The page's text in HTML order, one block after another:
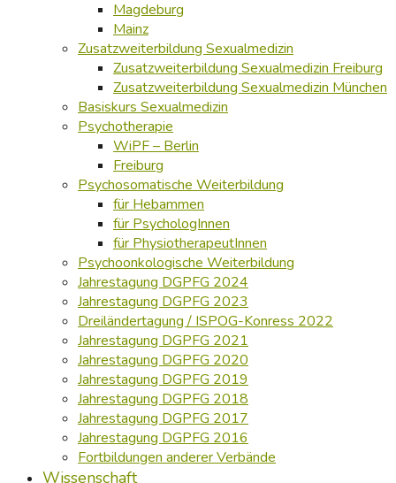
Magdeburg
Mainz
Zusatzweiterbildung Sexualmedizin
Zusatzweiterbildung Sexualmedizin Freiburg
Zusatzweiterbildung Sexualmedizin München
Basiskurs Sexualmedizin
Psychotherapie
WiPF – Berlin
Freiburg
Psychosomatische Weiterbildung
für Hebammen
für PsychologInnen
für PhysiotherapeutInnen
Psychoonkologische Weiterbildung
Jahrestagung DGPFG 2024
Jahrestagung DGPFG 2023
Dreiländertagung / ISPOG-Konress 2022
Jahrestagung DGPFG 2021
Jahrestagung DGPFG 2020
Jahrestagung DGPFG 2019
Jahrestagung DGPFG 2018
Jahrestagung DGPFG 2017
Jahrestagung DGPFG 2016
Fortbildungen anderer Verbände
Wissenschaft